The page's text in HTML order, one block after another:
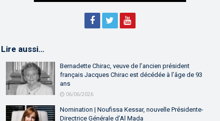
Lire aussi…
Bernadette Chirac, veuve de l’ancien président
français Jacques Chirac est décédée à l’âge de 93
ans
06/06/2026
Nomination | Noufissa Kessar, nouvelle Présidente-
Directrice Générale d’Al Mada